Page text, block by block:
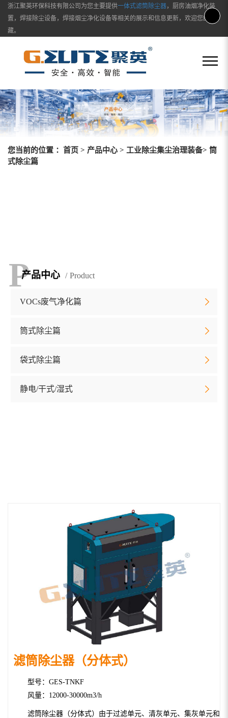
浙江聚英环保科技有限公司为您主要提供一体式滤筒除尘器，厨房油烟净化装
置，焊接除尘设备，焊接烟尘净化设备等相关的展示和信息更新，欢迎您的收
藏。
您当前的位置 ： 首页 > 产品中心 > 工业除尘集尘治理装备> 筒
式除尘篇
产品中心 Product
P
P
P
VOCs废气净化篇
筒式除尘篇
袋式除尘篇
静电/干式/湿式
滤筒除尘器（分体式）
型号：GES-TNKF
风量：12000-30000m3/h
滤筒除尘器（分体式）由于过滤单元、清灰单元、集灰单元和